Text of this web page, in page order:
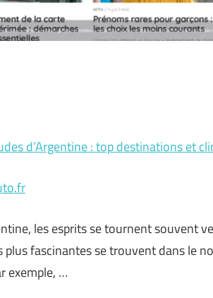
d’Argentine : top destinations et
les esprits se tournent souvent
plus fascinantes se trouvent dans le
exemple, …